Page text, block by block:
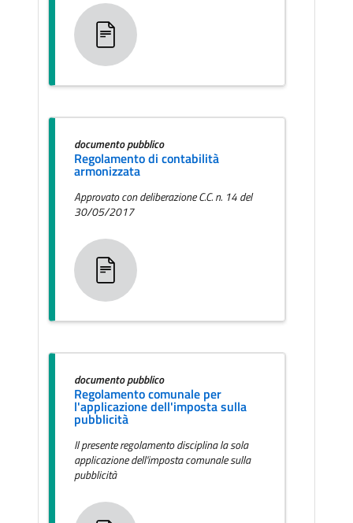
documento pubblico
Regolamento di contabilità
armonizzata
Approvato con deliberazione C.C. n. 14 del
30/05/2017
documento pubblico
Regolamento comunale per
l'applicazione dell'imposta sulla
pubblicità
Il presente regolamento disciplina la sola
applicazione dell'imposta comunale sulla
pubblicità